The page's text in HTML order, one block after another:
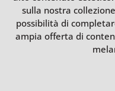
sulla nostra
possibilità di
ampia offerta di